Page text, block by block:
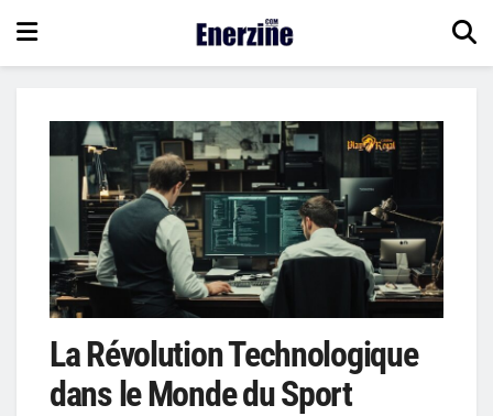
La Révolution Technologique
dans le Monde du Sport